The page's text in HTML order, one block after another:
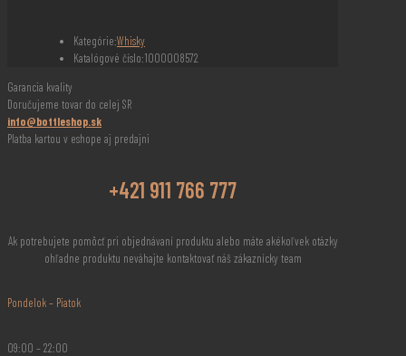
Kategórie:Whisky
Katalógové číslo:1000008572
Garancia kvality
Doručujeme tovar do celej SR
info@bottleshop.sk
Platba kartou v eshope aj predajni
+421 911 766 777
Ak potrebujete pomôcť pri objednávaní produktu alebo máte akékoľvek otázky
ohľadne produktu neváhajte kontaktovať náš zákaznícky team
Pondelok – Piatok
09:00 – 22:00